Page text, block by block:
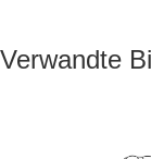
Verwandte